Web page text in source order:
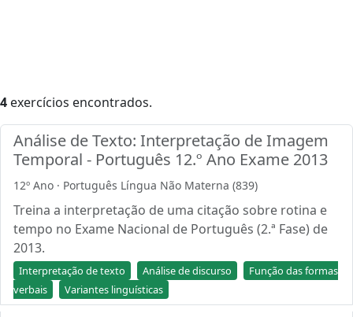
4 exercícios encontrados.
Análise de Texto: Interpretação de Imagem
Temporal - Português 12.º Ano Exame 2013
12º Ano · Português Língua Não Materna (839)
Treina a interpretação de uma citação sobre rotina e
tempo no Exame Nacional de Português (2.ª Fase) de
2013.
Interpretação de texto Análise de discurso
Função das formas
verbais
Variantes linguísticas